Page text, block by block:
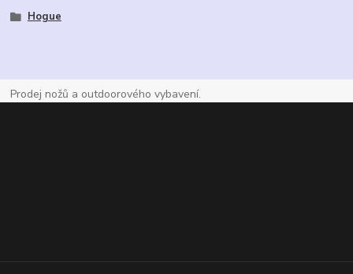
Hogue
Prodej nožů a outdoorového vybavení.